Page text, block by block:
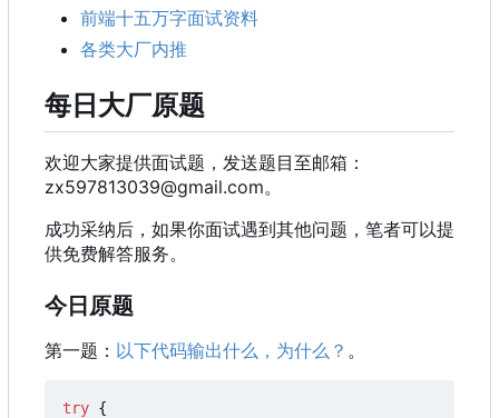
前端十五万字面试资料
各类大厂内推
每日大厂原题
欢迎大家提供面试题 ， 发送题目至邮箱 ：
zx597813039@gmail.com。
成功采纳后，如果你面试遇到其他问题，笔者可以提
供免费解答服务。
今日原题
第一题： 以下代码输出什么，为什么？ 。
try {